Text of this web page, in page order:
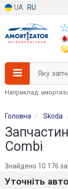
UA RU
Яку
Наприклад:
Головна Skoda
Combi
Знайдено 10 176
Уточніть